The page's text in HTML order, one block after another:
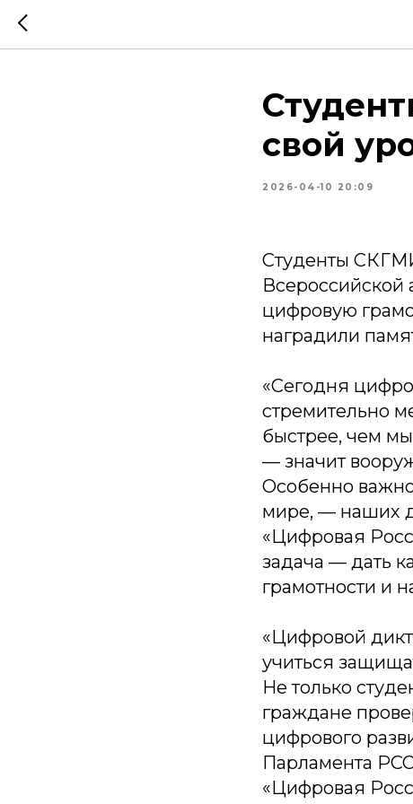
свой
2026-04-10 20:09
Студенты
Всероссийской
цифровую
наградили
«Сегодня
стремительно
быстрее, чем
— значит
Особенно
мире, — наших
«Цифровая
задача — дать
грамотности и
«Цифровой
учиться
Не только
граждане
цифрового
Парламента
«Цифровая